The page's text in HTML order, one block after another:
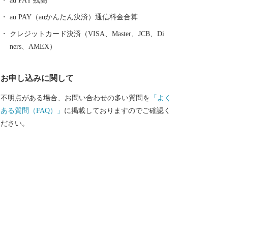
au PAY（auかんたん決済）通信料金合算
クレジットカード決済（VISA、Master、JCB、Di
ners、AMEX）
お申し込みに関して
不明点がある場合、お問い合わせの多い質問を 「よく
ある質問（FAQ）」 に掲載しておりますのでご確認く
ださい。